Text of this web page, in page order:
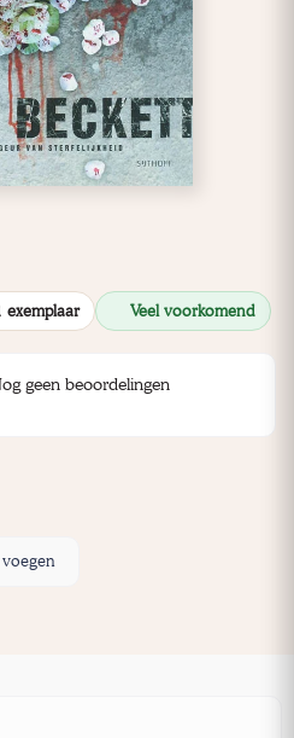
exemplaar Veel voorkomend
geen beoordelingen